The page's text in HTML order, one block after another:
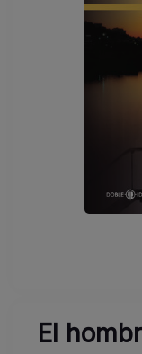
El